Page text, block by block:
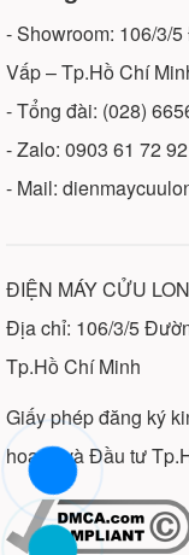
CÁC LOẠI
Máy đánh bột
5litđến30lit
sản xuất sẽ làm
- Showroom: 106/3/
Vấp – Tp.Hồ Chí
- Tổng đài: (028)
- Zalo: 0903 61 72 92
- Mail:
ĐIỆN MÁY CỬU
Địa chỉ: 106/3/5
Tp.Hồ Chí Minh
Giấy phép đăng ký
hoạch và Đầu tư